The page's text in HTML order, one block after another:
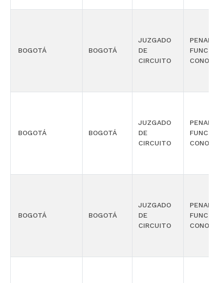
BOGOTÁ BOGOTÁ
JUZGADO
DE
CIRCUITO
PENAL
BOGOTÁ BOGOTÁ
JUZGADO
DE
CIRCUITO
PENAL
BOGOTÁ BOGOTÁ
JUZGADO
DE
CIRCUITO
PENAL